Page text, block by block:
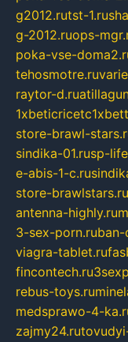
g2012.rutst-1.ru
g-2012.ruops-
poka-vse-
tehosmotre.ru
raytor-d.ru
store-brawl-
sindika-01.rusp-
e-abis-1-c.ru
store-brawlstars.ru
antenna-highly.ru
3-sex-porn.ruban-
viagra-tablet.ru
fincontech.ru
rebus-toys.ru
medsprawo-4-
zajmy24.ru